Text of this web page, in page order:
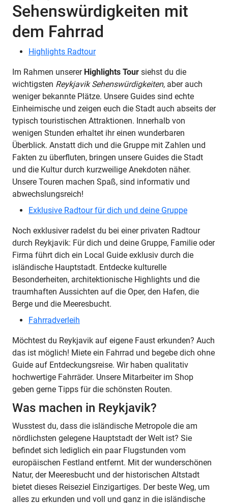
Sehenswürdigkeiten mit
dem Fahrrad
Highlights Radtour
Im Rahmen unserer Highlights Tour siehst du die
wichtigsten Reykjavik Sehenswürdigkeiten, aber auch
weniger bekannte Plätze. Unsere Guides sind echte
Einheimische und zeigen euch die Stadt auch abseits der
typisch touristischen Attraktionen. Innerhalb von
wenigen Stunden erhaltet ihr einen wunderbaren
Überblick. Anstatt dich und die Gruppe mit Zahlen und
Fakten zu überfluten, bringen unsere Guides die Stadt
und die Kultur durch kurzweilige Anekdoten näher.
Unsere Touren machen Spaß, sind informativ und
abwechslungsreich!
Exklusive Radtour für dich und deine Gruppe
Noch exklusiver radelst du bei einer privaten Radtour
durch Reykjavik: Für dich und deine Gruppe, Familie oder
Firma führt dich ein Local Guide exklusiv durch die
isländische Hauptstadt. Entdecke kulturelle
Besonderheiten, architektionische Highlights und die
traumhaften Aussichten auf die Oper, den Hafen, die
Berge und die Meeresbucht.
Fahrradverleih
Möchtest du Reykjavik auf eigene Faust erkunden? Auch
das ist möglich! Miete ein Fahrrad und begebe dich ohne
Guide auf Entdeckungsreise. Wir haben qualitativ
hochwertige Fahrräder. Unsere Mitarbeiter im Shop
geben gerne Tipps für die schönsten Routen.
Was machen in Reykjavik?
Wusstest du, dass die isländische Metropole die am
nördlichsten gelegene Hauptstadt der Welt ist? Sie
befindet sich lediglich ein paar Flugstunden vom
europäischen Festland entfernt. Mit der wunderschönen
Natur, der Meeresbucht und der historischen Altstadt
bietet dieses Reiseziel Einzigartiges. Der beste Weg, um
alles zu erkunden und voll und ganz in die isländische